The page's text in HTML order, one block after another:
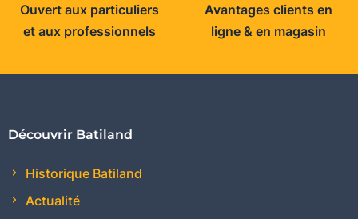
Ouvert aux particuliers
et aux professionnels
Avantages clients en
ligne & en magasin
Découvrir Batiland
Historique Batiland
Actualité